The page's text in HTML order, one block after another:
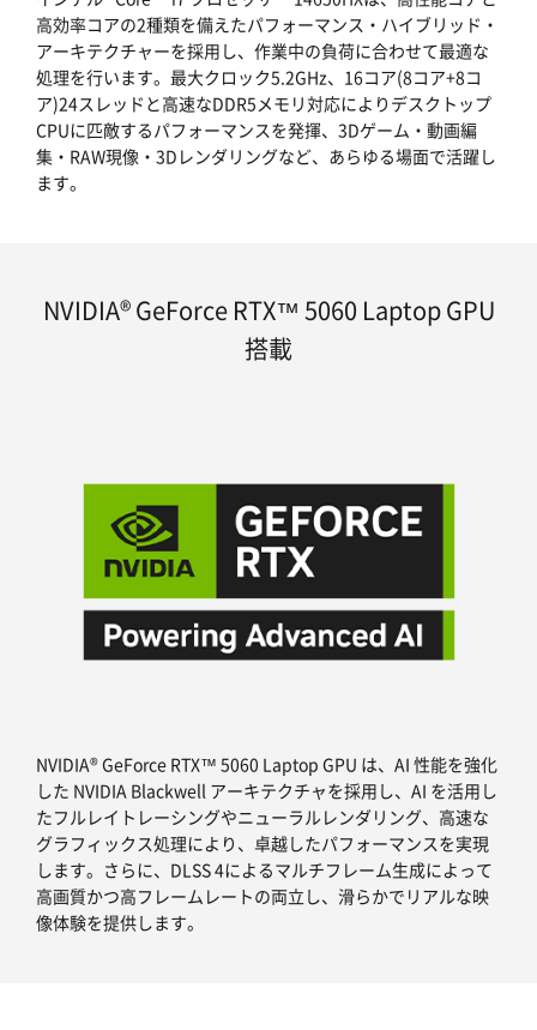
高効率コアの2種類を備えたパフォーマンス・ハイブリッド・
アーキテクチャーを採用し、作業中の負荷に合わせて最適な
処理を行います。最大クロック5.2GHz、16コア(8コア+8コ
ア)24スレッドと高速なDDR5メモリ対応によりデスクトップ
CPUに匹敵するパフォーマンスを発揮、3Dゲーム・動画編
集・RAW現像・3Dレンダリングなど、あらゆる場面で活躍し
ます。
NVIDIA® GeForce RTX™ 5060 Laptop GPU
搭載
NVIDIA® GeForce RTX™ 5060 Laptop GPU は、AI 性能を強化
した NVIDIA Blackwell アーキテクチャを採用し、AI を活用し
たフルレイトレーシングやニューラルレンダリング、高速な
グラフィックス処理により、卓越したパフォーマンスを実現
します。さらに、DLSS 4によるマルチフレーム生成によって
高画質かつ高フレームレートの両立し、滑らかでリアルな映
像体験を提供します。